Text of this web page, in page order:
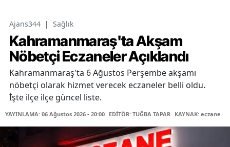
Ajans344 | Sağlık
Kahramanmaraş'ta Akşam
Nöbetçi Eczaneler Açıklandı
Kahramanmaraş'ta 6 Ağustos Perşembe akşamı
nöbetçi olarak hizmet verecek eczaneler belli oldu.
İşte ilçe ilçe güncel liste.
YAYINLAMA: 06 Ağustos 2026 - 20:00 EDİTÖR: TUĞBA TAPAR KAYNAK: eczane